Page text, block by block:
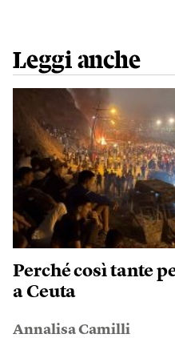
Leggi anche
Perché così tante
a Ceuta
Annalisa Camilli